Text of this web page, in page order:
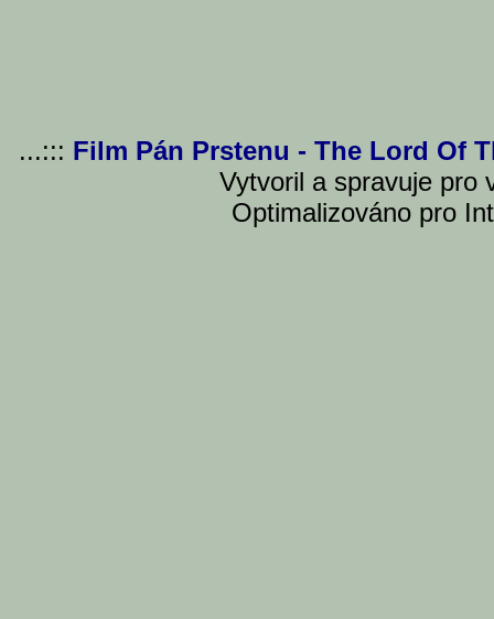
...::: Film Pán Prstenu - The Lord Of
Vytvoril a spravuje pro
Optimalizováno pro